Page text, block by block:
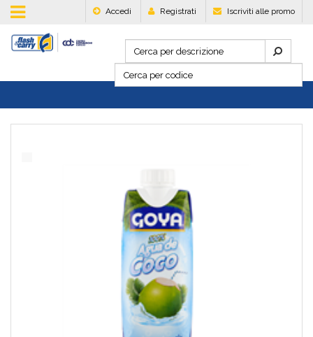
Accedi Registrati Iscriviti alle promo